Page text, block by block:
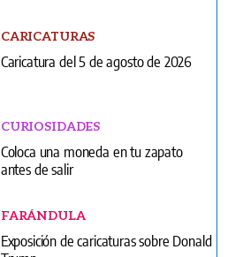
CARICATURAS
Caricatura del 5 de agosto de 2026
CURIOSIDADES
Coloca una moneda en tu zapato
antes de salir
FARÁNDULA
Exposición de caricaturas sobre Donald